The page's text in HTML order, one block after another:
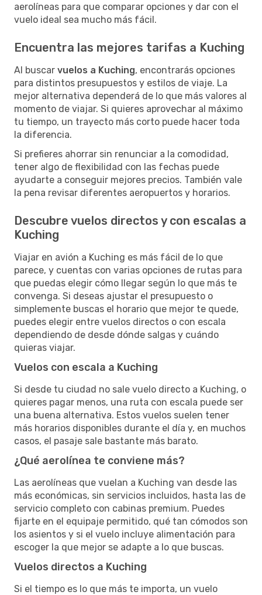
aerolíneas para que comparar opciones y dar con el
vuelo ideal sea mucho más fácil.
Encuentra las mejores tarifas a Kuching
Al buscar vuelos a Kuching, encontrarás opciones
para distintos presupuestos y estilos de viaje. La
mejor alternativa dependerá de lo que más valores al
momento de viajar. Si quieres aprovechar al máximo
tu tiempo, un trayecto más corto puede hacer toda
la diferencia.
Si prefieres ahorrar sin renunciar a la comodidad,
tener algo de flexibilidad con las fechas puede
ayudarte a conseguir mejores precios. También vale
la pena revisar diferentes aeropuertos y horarios.
Descubre vuelos directos y con escalas a
Kuching
Viajar en avión a Kuching es más fácil de lo que
parece, y cuentas con varias opciones de rutas para
que puedas elegir cómo llegar según lo que más te
convenga. Si deseas ajustar el presupuesto o
simplemente buscas el horario que mejor te quede,
puedes elegir entre vuelos directos o con escala
dependiendo de desde dónde salgas y cuándo
quieras viajar.
Vuelos con escala a Kuching
Si desde tu ciudad no sale vuelo directo a Kuching, o
quieres pagar menos, una ruta con escala puede ser
una buena alternativa. Estos vuelos suelen tener
más horarios disponibles durante el día y, en muchos
casos, el pasaje sale bastante más barato.
¿Qué aerolínea te conviene más?
Las aerolíneas que vuelan a Kuching van desde las
más económicas, sin servicios incluidos, hasta las de
servicio completo con cabinas premium. Puedes
fijarte en el equipaje permitido, qué tan cómodos son
los asientos y si el vuelo incluye alimentación para
escoger la que mejor se adapte a lo que buscas.
Vuelos directos a Kuching
Si el tiempo es lo que más te importa, un vuelo